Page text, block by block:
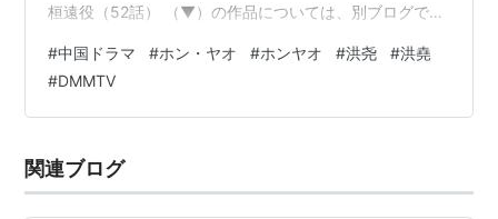
桓遠役（52話） （▼）の作品については、別ブログでレ
#中国ドラマ #ホン・ヤオ #ホンヤオ #洪尧 #洪堯
#DMMTV
関連ブログ